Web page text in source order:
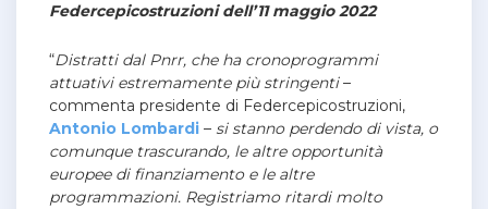
Federcepicostruzioni dell’11 maggio 2022
“Distratti dal Pnrr, che ha cronoprogrammi
attuativi estremamente più stringenti–
commenta presidente di Federcepicostruzioni,
Antonio Lombardi – si stanno perdendo di vista, o
comunque trascurando, le altre opportunità
europee di finanziamento e le altre
programmazioni. Registriamo ritardi molto